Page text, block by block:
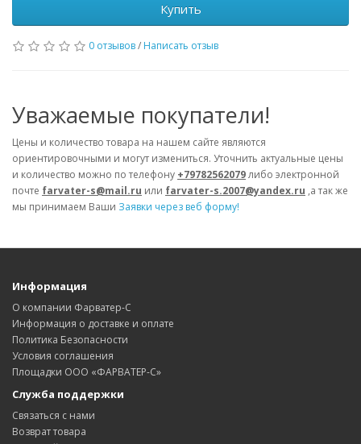
Купить
0 отзывов/ Написать отзыв
Уважаемые покупатели!
Цены и количество товара на нашем сайте являются
ориентировочными и могут измениться. Уточнить актуальные цены
и количество можно по телефону +79782562079либо электронной
почте farvater-s@mail.ru или farvater-s.2007@yandex.ru ,а так же
мы принимаем Ваши Заявки через веб форму!
Информация
О компании Фарватер-С
Информация о доставке и оплате
Политика Безопасности
Условия соглашения
Площадки ООО «ФАРВАТЕР-С»
Служба поддержки
Связаться с нами
Возврат товара